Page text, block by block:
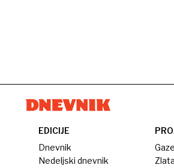
EDICIJE
Dnevnik
Nedeljski dnevnik